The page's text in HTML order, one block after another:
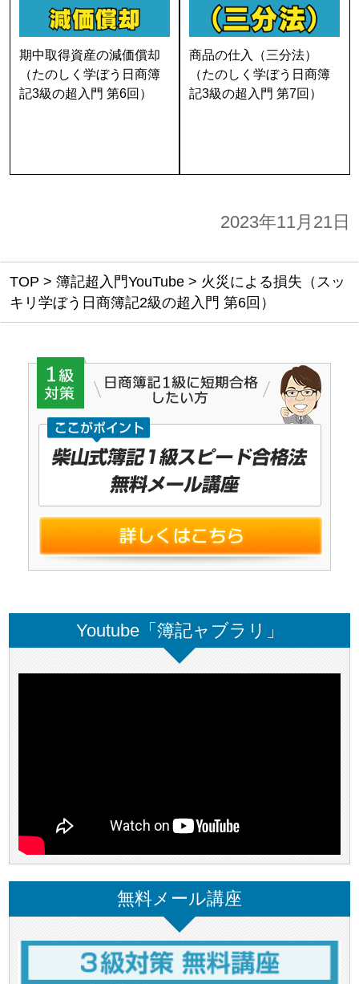
期中取得資産の減価償却
（たのしく学ぼう日商簿
記3級の超入門 第6回）
商品の仕入（三分法）
（たのしく学ぼう日商簿
記3級の超入門 第7回）
2023年11月21日
TOP > 簿記超入門YouTube> 火災による損失（スッ
キリ学ぼう日商簿記2級の超入門 第6回）
Youtube「簿記ャブラリ」
無料メール講座